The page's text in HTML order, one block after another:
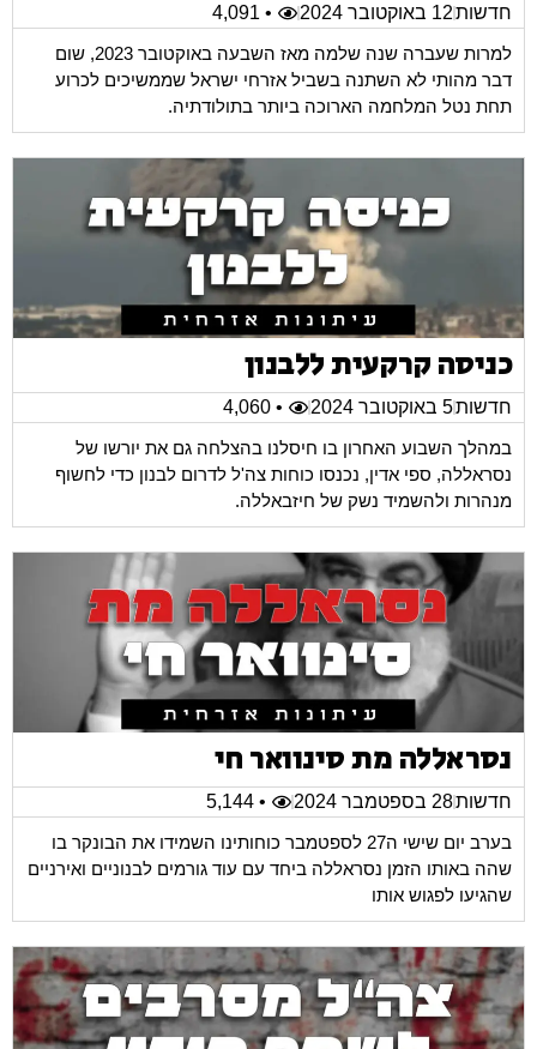
חדשות12 באוקטובר 2024
• 4,091
למרות שעברה שנה שלמה מאז השבעה באוקטובר 2023, שום
דבר מהותי לא השתנה בשביל אזרחי ישראל שממשיכים לכרוע
תחת נטל המלחמה הארוכה ביותר בתולודתיה.
כניסה קרקעית ללבנון
חדשות5 באוקטובר 2024
• 4,060
במהלך השבוע האחרון בו חיסלנו בהצלחה גם את יורשו של
נסראללה, ספי אדין, נכנסו כוחות צה'ל לדרום לבנון כדי לחשוף
מנהרות ולהשמיד נשק של חיזבאללה.
נסראללה מת סינוואר חי
חדשות28 בספטמבר 2024
• 5,144
בערב יום שישי ה27 לספטמבר כוחותינו השמידו את הבונקר בו
שהה באותו הזמן נסראללה ביחד עם עוד גורמים לבנוניים ואירניים
שהגיעו לפגוש אותו